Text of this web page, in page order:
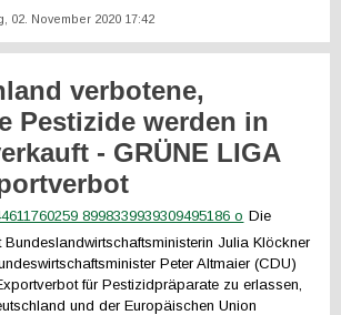
02. November 2020 17:42
verbotene,
Pestizide werden in
- GRÜNE LIGA
Die
Bundeslandwirtschaftsministerin Julia Klöckner
Peter Altmaier (CDU)
für Pestizidpräparate zu erlassen,
und der Europäischen Union